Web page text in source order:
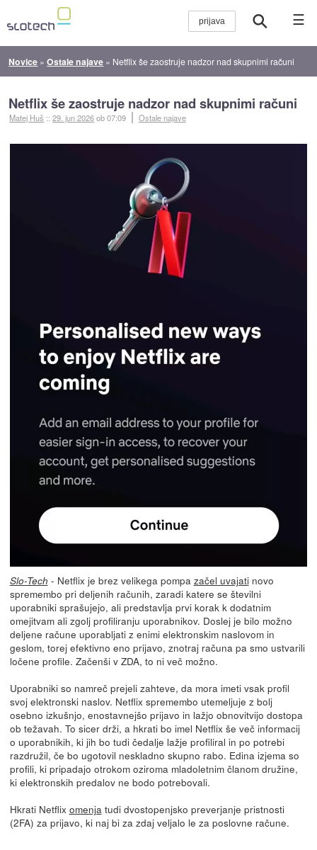
☰
Novice »Ostale najave » Netflix še zaostruje nadzor nad skupnimi računi
Netflix še zaostruje nadzor nad skupnimi računi
Matej Huš ::29. jun 2026ob 07:09 Ostale najave
Slo-Tech - Netflix je brez velikega pompa začel uvajatinovo
spremembo pri deljenih računih, zaradi katere se številni
uporabniki sprašujejo, ali predstavlja prvi korak k dodatnim
omejitvam ali zgolj profiliranju uporabnikov. Doslej je bilo možno
deljene račune uporabljati z enimi elektronskim naslovom in
geslom, torej efektivno eno prijavo, znotraj računa pa smo ustvarili
ločene profile. Začenši v ZDA, to ni več možno.
Uporabniki so namreč prejeli zahteve, da mora imeti vsak profil
svoj elektronski naslov. Netflix spremembo utemeljuje z bolj
osebno izkušnjo, enostavnejšo prijavo in lažjo obnovitvijo dostopa
ob težavah. To sicer drži, a hkrati bo imel Netflix še več informacij
o uporabnikih, ki jih bo tudi čedalje lažje profiliral in po potrebi
razdružil, če bo ugotovil neskladno skupno rabo. Edina izjema so
profili, ki pripadajo otrokom oziroma mladoletnim članom družine,
ki elektronskih predalov ne bodo potrebovali.
Hkrati Netflix omenjatudi dvostopenjsko preverjanje pristnosti
(2FA) za prijavo, ki naj bi za zdaj veljalo le za poslovne račune.